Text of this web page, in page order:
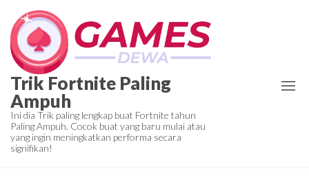
the
content
Trik Fortnite Paling
Ampuh
Ini dia Trik paling lengkap buat Fortnite tahun
Paling Ampuh. Cocok buat yang baru mulai atau
yang ingin meningkatkan performa secara
signifikan!